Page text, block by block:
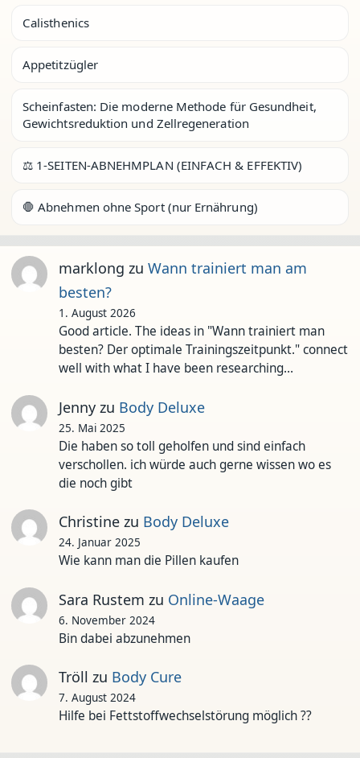
Calisthenics
Appetitzügler
Scheinfasten: Die moderne Methode für Gesundheit,
Gewichtsreduktion und Zellregeneration
⚖️ 1-SEITEN-ABNEHMPLAN (EINFACH & EFFEKTIV)
🛑 Abnehmen ohne Sport (nur Ernährung)
marklong zu Wann trainiert man am
besten?
1. August 2026
Good article. The ideas in "Wann trainiert man
besten? Der optimale Trainingszeitpunkt." connect
well with what I have been researching…
Jennyzu Body Deluxe
25. Mai 2025
Die haben so toll geholfen und sind einfach
verschollen. ich würde auch gerne wissen wo es
die noch gibt
Christinezu Body Deluxe
24. Januar 2025
Wie kann man die Pillen kaufen
Sara Rustem zu Online-Waage
6. November 2024
Bin dabei abzunehmen
Tröll zu Body Cure
7. August 2024
Hilfe bei Fettstoffwechselstörung möglich ??